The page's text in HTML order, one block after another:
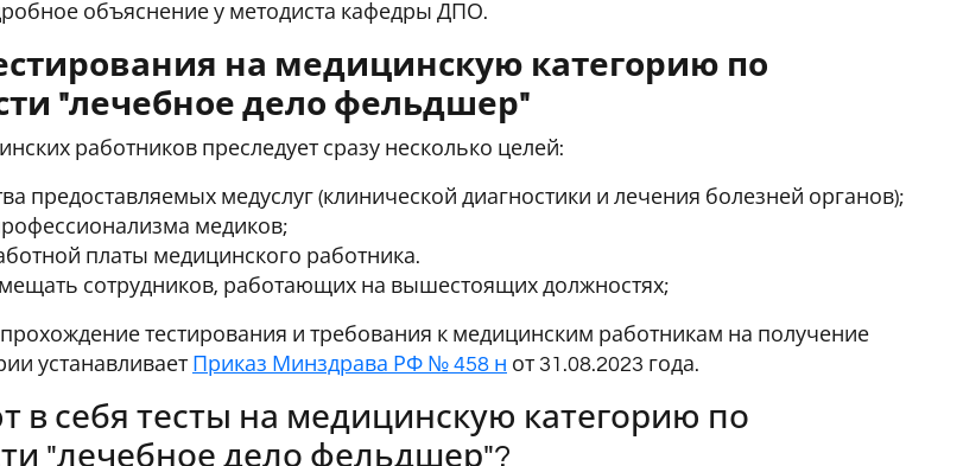
объяснение у методиста кафедры ДПО.
на медицинскую категорию по
"лечебное дело фельдшер"
работников преследует сразу несколько целей:
предоставляемых медуслуг (клинической диагностики и лечения болезней органов);
медиков;
платы медицинского работника.
сотрудников, работающих на вышестоящих должностях;
прохождение тестирования и требования к медицинским работникам на получение
устанавливает Приказ Минздрава РФ № 458 н от 31.08.2023 года.
в себя тесты на медицинскую категорию по
"лечебное дело фельдшер"?